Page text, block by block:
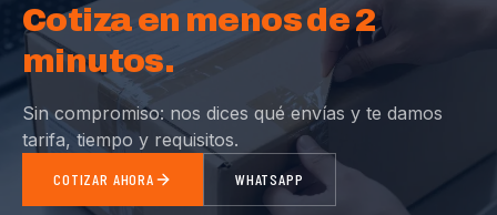
Cotiza en menos de 2
minutos.
Sin compromiso: nos dices qué envías y te damos
tarifa, tiempo y requisitos.
COTIZAR AHORA WHATSAPP